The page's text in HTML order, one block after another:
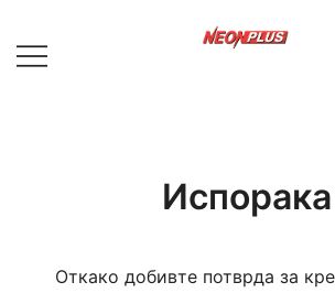
content
Испорака
Откако добивте потврда за